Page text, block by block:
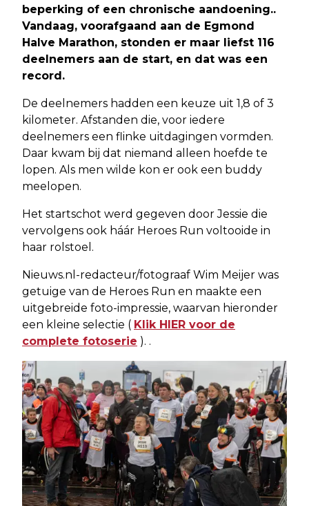
beperking of een chronische aandoening..
Vandaag, voorafgaand aan de Egmond
Halve Marathon, stonden er maar liefst 116
deelnemers aan de start, en dat was een
record.
De deelnemers hadden een keuze uit 1,8 of 3
kilometer. Afstanden die, voor iedere
deelnemers een flinke uitdagingen vormden.
Daar kwam bij dat niemand alleen hoefde te
lopen. Als men wilde kon er ook een buddy
meelopen.
Het startschot werd gegeven door Jessie die
vervolgens ook háár Heroes Run voltooide in
haar rolstoel.
Nieuws.nl-redacteur/fotograaf Wim Meijer was
getuige van de Heroes Run en maakte een
uitgebreide foto-impressie, waarvan hieronder
een kleine selectie ( Klik HIER voor de
complete fotoserie ). .